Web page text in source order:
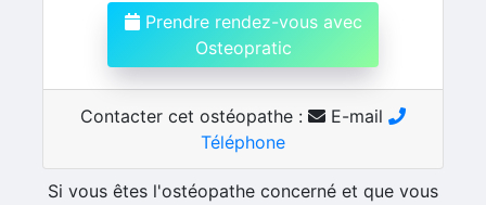
Prendre rendez-vous avec
Osteopratic
Contacter cet ostéopathe :
E-mail
Téléphone
Si vous êtes l'ostéopathe concerné et que vous